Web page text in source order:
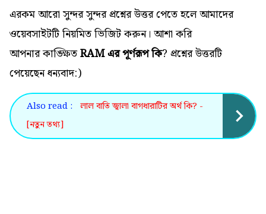
এরকম আরো সুন্দর সুন্দর প্রশ্নের উত্তর পেতে হলে আমাদের
ওয়েবসাইটটি নিয়মিত ভিজিট করুন। আশা করি
আপনার কাঙ্ক্ষিতRAM এর পূর্ণরূপ কি? প্রশ্নের উত্তরটি
পেয়েছেন ধন্যবাদ:)
Also read : লাল বাতি জ্বালা বাগধারাটির অর্থ কি? -
[নতুন তথ্য]